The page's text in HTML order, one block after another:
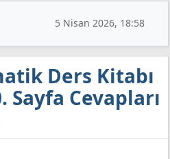
5 Nisan 2026, 18:58
Ders Kitabı
Sayfa Cevapları